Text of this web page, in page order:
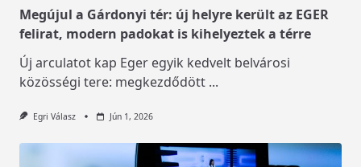
Megújul a Gárdonyi tér: új helyre került az EGER
felirat, modern padokat is kihelyeztek a térre
Új arculatot kap Eger egyik kedvelt belvárosi
közösségi tere: megkezdődött ...
Egri Válasz Jún 1, 2026